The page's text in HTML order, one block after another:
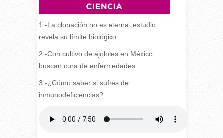
1.-La clonación no es eterna: estudio
revela su límite biológico
2.-Con cultivo de ajolotes en México
buscan cura de enfermedades
3.-¿Cómo saber si sufres de
inmunodeficiencias?